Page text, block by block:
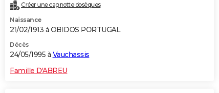
Créer une cagnotte obsèques
Naissance
21/02/1913 à OBIDOS PORTUGAL
Décès
24/05/1995 à Vauchassis
Famille D'ABREU